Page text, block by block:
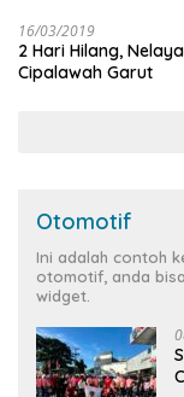
16/03/2019
2 Hari Hilang,
Cipalawah Garut
Otomotif
Ini adalah contoh
otomotif, anda
widget.